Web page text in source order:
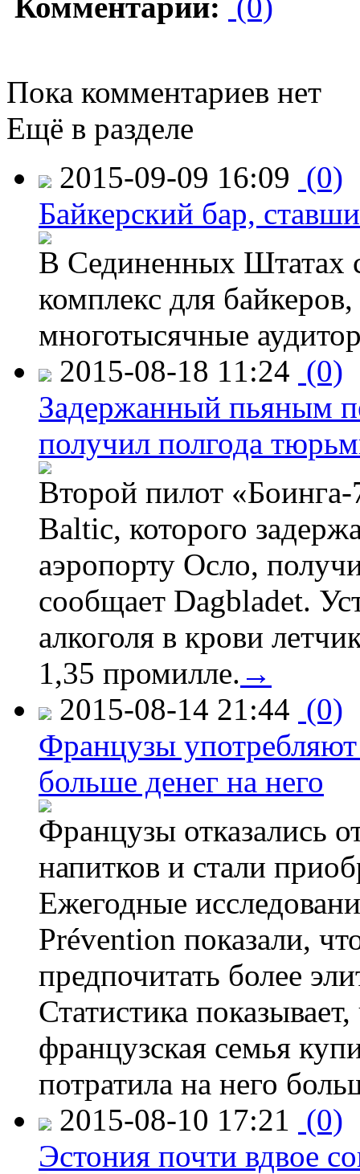
Пока комментариев нет
Ещё в разделе
2015-09-09 16:09 (0)
Байкерский бар,
В Сединенных Штатах
комплекс для
многотысячные
2015-08-18 11:24 (0)
Задержанный пьяным
получил полгода
Второй пилот
Baltic, которого
аэропорту Осло,
сообщает Dagbladet.
алкоголя в крови
1,35 промилле. →
2015-08-14 21:44 (0)
Французы
больше денег на него
Французы отказались
напитков и стали
Ежегодные
Prévention показали,
предпочитать более
Статистика
французская семья
потратила на него
2015-08-10 17:21 (0)
Эстония почти вдвое